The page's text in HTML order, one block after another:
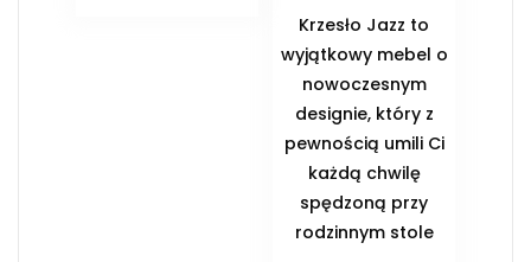
Krzesło Jazz to
wyjątkowy mebel o
nowoczesnym
designie, który z
pewnością umili Ci
każdą chwilę
spędzoną przy
rodzinnym stole